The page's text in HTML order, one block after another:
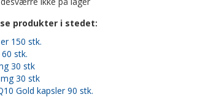
produkter i stedet:
150 stk.
stk.
30 stk
30 stk
Gold kapsler 90 stk.